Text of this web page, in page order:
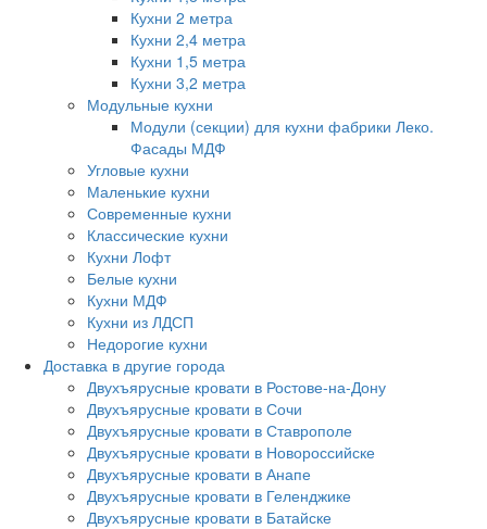
Кухни 2 метра
Кухни 2,4 метра
Кухни 1,5 метра
Кухни 3,2 метра
Модульные кухни
Модули (секции) для кухни фабрики Леко.
Фасады МДФ
Угловые кухни
Маленькие кухни
Современные кухни
Классические кухни
Кухни Лофт
Белые кухни
Кухни МДФ
Кухни из ЛДСП
Недорогие кухни
Доставка в другие города
Двухъярусные кровати в Ростове-на-Дону
Двухъярусные кровати в Сочи
Двухъярусные кровати в Ставрополе
Двухъярусные кровати в Новороссийске
Двухъярусные кровати в Анапе
Двухъярусные кровати в Геленджике
Двухъярусные кровати в Батайске